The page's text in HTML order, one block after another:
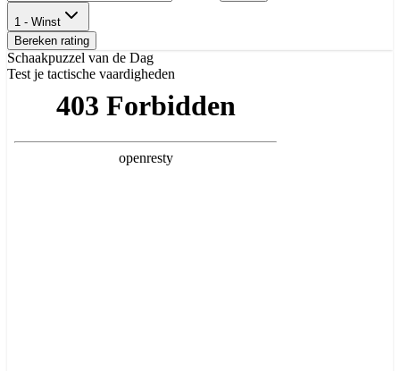
1 - Winst
Bereken rating
Schaakpuzzel van de Dag
Test je tactische vaardigheden